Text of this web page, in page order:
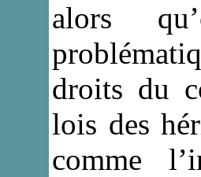
alors
droits du
lois des
comme